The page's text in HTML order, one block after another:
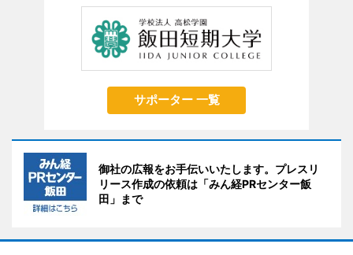
サポーター 一覧
御社の広報をお手伝いいたします。プレスリ
リース作成の依頼は「みん経PRセンター飯
田」まで